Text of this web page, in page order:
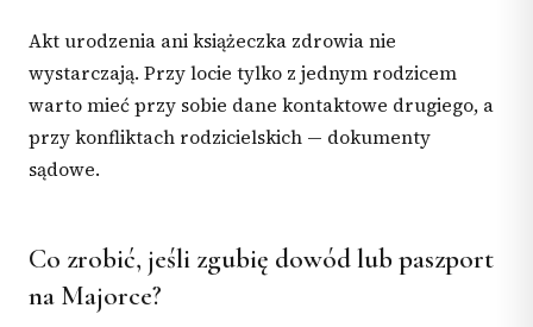
Akt urodzenia ani książeczka zdrowia nie
wystarczają. Przy locie tylko z jednym rodzicem
warto mieć przy sobie dane kontaktowe drugiego, a
przy konfliktach rodzicielskich — dokumenty
sądowe.
Co zrobić, jeśli zgubię dowód lub paszport
na Majorce?